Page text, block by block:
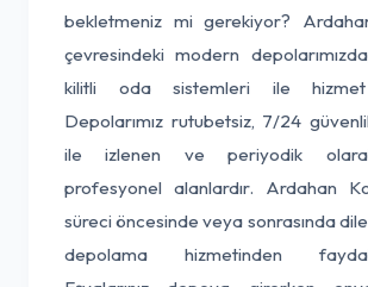
bekletmeniz mi gerekiyor?
çevresindeki modern
kilitli oda sistemleri ile hizmet
Depolarımız rutubetsiz, 7/24
ile izlenen ve periyodik
profesyonel alanlardır. Ardahan
süreci öncesinde veya sonrasında
depolama hizmetinden